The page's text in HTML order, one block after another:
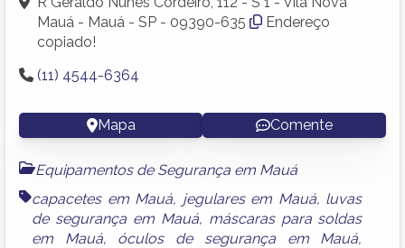
Mauá - Mauá - SP - 09390-635
Endereço
copiado!
(11) 4544-6364
Mapa Comente
Equipamentos de Segurança em Mauá
capacetes em Mauá, jegulares em Mauá, luvas
de segurança em Mauá, máscaras para soldas
em Mauá, óculos de segurança em Mauá,